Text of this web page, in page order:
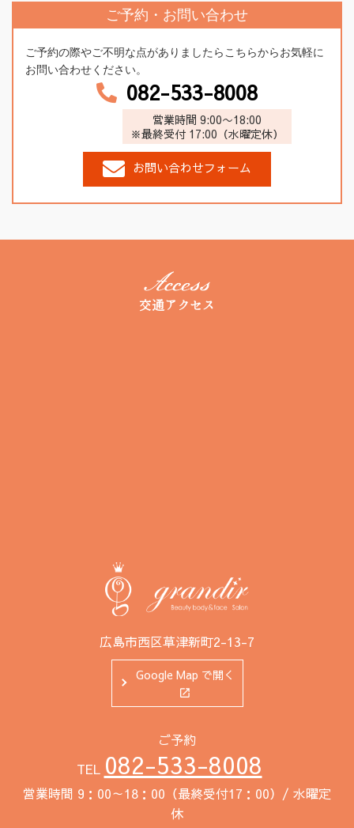
ご予約・お問い合わせ
ご予約の際やご不明な点がありましたらこちらからお気軽に
お問い合わせください。
082-533-8008
営業時間 9:00〜18:00
※最終受付 17:00（水曜定休）
お問い合わせフォーム
交通アクセス
広島市西区草津新町2-13-7
Google Map で開く
ご予約
TEL 082-533-8008
営業時間 9：00～18：00（最終受付17：00）/ 水曜定
休